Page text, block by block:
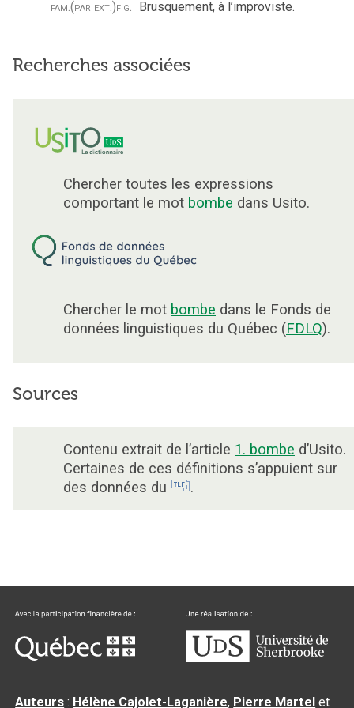
fam.(par ext.)fig. Brusquement, à l’improviste.
Recherches associées
Chercher toutes les expressions
comportant le mot bombe dans Usito.
Chercher le mot bombe dans le Fonds de
données linguistiques du Québec (FDLQ).
Sources
Contenu extrait de l’article 1. bombe d’Usito.
Certaines de ces définitions s’appuient sur
des données du
.
Auteurs : Hélène Cajolet-Laganière, Pierre Martel et